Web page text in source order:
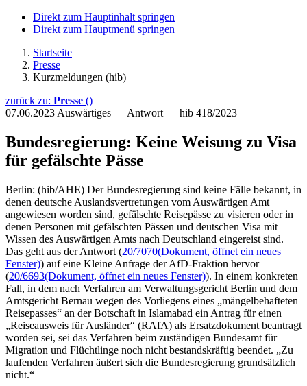
Direkt zum Hauptinhalt springen
Direkt zum Hauptmenü springen
Startseite
Presse
Kurzmeldungen (hib)
zurück zu: Presse ()
07.06.2023 Auswärtiges — Antwort — hib 418/2023
Bundesregierung: Keine Weisung zu Visa
für gefälschte Pässe
Berlin: (hib/AHE) Der Bundesregierung sind keine Fälle bekannt, in
denen deutsche Auslandsvertretungen vom Auswärtigen Amt
angewiesen worden sind, gefälschte Reisepässe zu visieren oder in
denen Personen mit gefälschten Pässen und deutschen Visa mit
Wissen des Auswärtigen Amts nach Deutschland eingereist sind.
Das geht aus der Antwort (20/7070(Dokument, öffnet ein neues
Fenster)) auf eine Kleine Anfrage der AfD-Fraktion hervor
(20/6693(Dokument, öffnet ein neues Fenster)). In einem konkreten
Fall, in dem nach Verfahren am Verwaltungsgericht Berlin und dem
Amtsgericht Bernau wegen des Vorliegens eines „mängelbehafteten
Reisepasses“ an der Botschaft in Islamabad ein Antrag für einen
„Reiseausweis für Ausländer“ (RAfA) als Ersatzdokument beantragt
worden sei, sei das Verfahren beim zuständigen Bundesamt für
Migration und Flüchtlinge noch nicht bestandskräftig beendet. „Zu
laufenden Verfahren äußert sich die Bundesregierung grundsätzlich
nicht.“